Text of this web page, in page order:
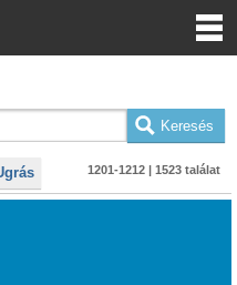
1201-1212 | 1523 találat